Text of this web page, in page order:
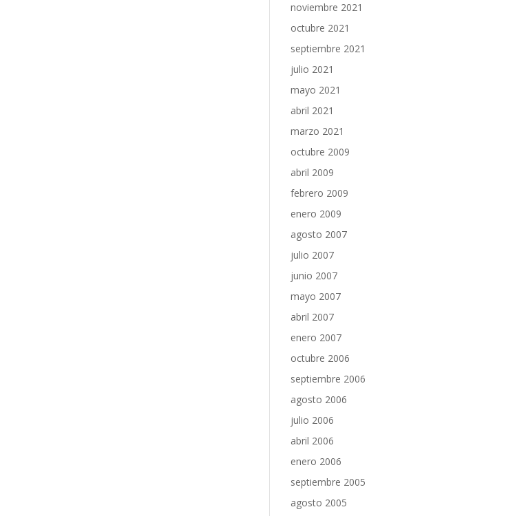
noviembre 2021
octubre 2021
septiembre 2021
julio 2021
mayo 2021
abril 2021
marzo 2021
octubre 2009
abril 2009
febrero 2009
enero 2009
agosto 2007
julio 2007
junio 2007
mayo 2007
abril 2007
enero 2007
octubre 2006
septiembre 2006
agosto 2006
julio 2006
abril 2006
enero 2006
septiembre 2005
agosto 2005